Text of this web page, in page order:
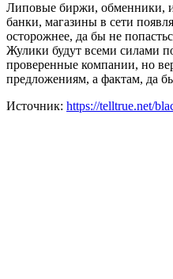
Липовые биржи, обменники,
банки, магазины в сети
осторожнее, да бы не
Жулики будут всеми силами
проверенные компании, но
предложениям, а фактам, да
Источник: https://telltrue.net/